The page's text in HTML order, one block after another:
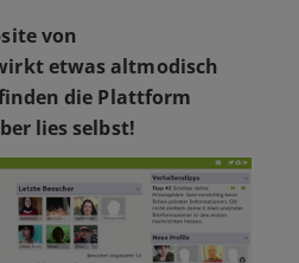
von
etwas altmodisch
die Plattform
lies selbst!